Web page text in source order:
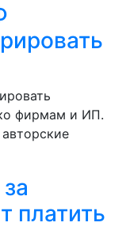
фирмам и ИП.
платить